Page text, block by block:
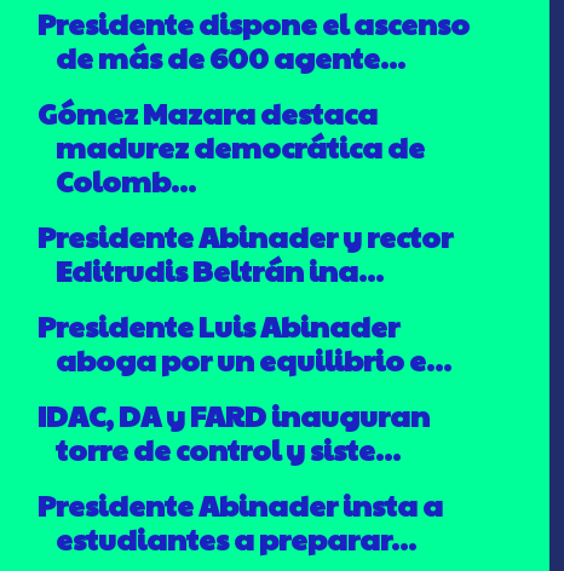
Presidente dispone el ascenso
de más de 600 agente...
Gómez Mazara destaca
madurez democrática de
Colomb...
Presidente Abinader y rector
Editrudis Beltrán ina...
Presidente Luis Abinader
aboga por un equilibrio e...
IDAC, DA y FARD inauguran
torre de control y siste...
Presidente Abinader insta a
estudiantes a preparar...